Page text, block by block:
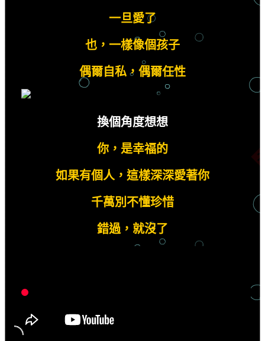
一旦愛了
也，一樣像個孩子
偶爾自私，偶爾任性
換個角度想想
你，是幸福的
如果有個人，這樣深深愛著你
千萬別不懂珍惜
錯過，就沒了